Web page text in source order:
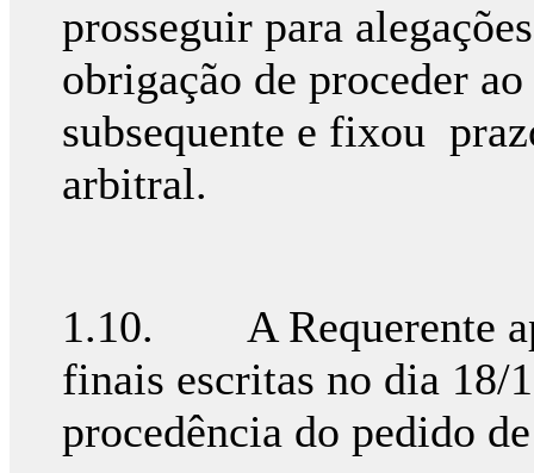
prosseguir para
obrigação de proceder
subsequente e fixou
arbitral.
1.10. A Requerente
finais escritas no dia 18/
procedência do pedido